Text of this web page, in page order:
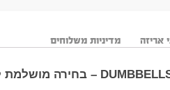
אריזה מדיניות משלוחים